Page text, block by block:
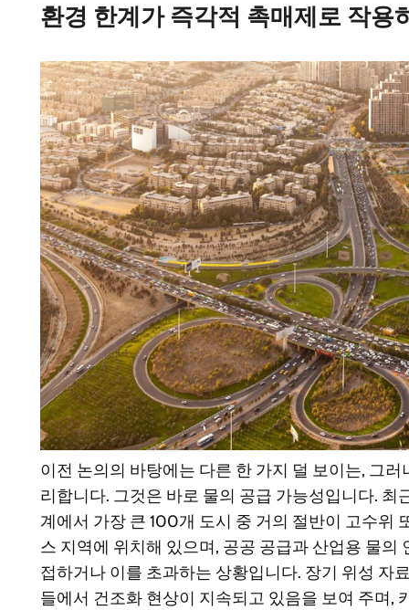
환경 한계가 즉각적 촉매제로 작용
이전 논의의 바탕에는 다른 한 가지 덜 보이는, 그
리합니다. 그것은 바로 물의 공급 가능성입니다. 최
계에서 가장 큰 100개 도시 중 거의 절반이 고수위
스 지역에 위치해 있으며, 공공 공급과 산업용 물의
접하거나 이를 초과하는 상황입니다. 장기 위성 자
들에서 건조화 현상이 지속되고 있음을 보여 주며,